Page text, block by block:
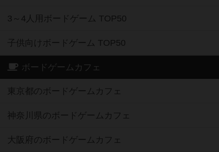
3～4人用ボードゲーム TOP50
子供向けボードゲーム TOP50
ボードゲームカフェ
東京都のボードゲームカフェ
神奈川県のボードゲームカフェ
大阪府のボードゲームカフェ